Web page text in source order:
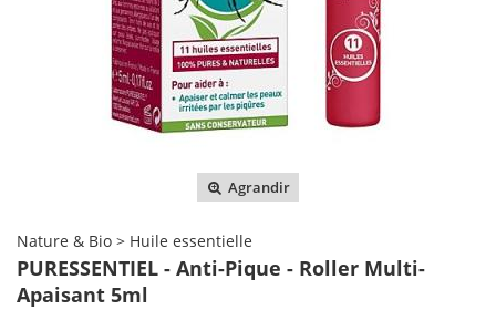
Agrandir
Nature & Bio > Huile essentielle
PURESSENTIEL - Anti-Pique - Roller Multi-
Apaisant 5ml